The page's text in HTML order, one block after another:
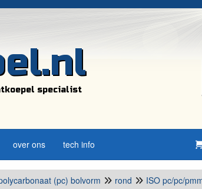
specialist
over ons tech info
(pc) bolvorm rond ISO pc/pc/